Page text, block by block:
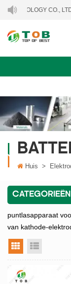
CO., LTD..
Huis >
CATEGORIEËN
puntlasapparaat
van kathode-
rasterweergave